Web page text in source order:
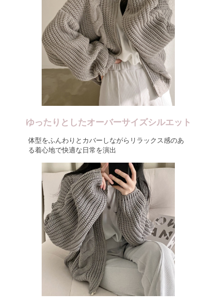
ゆったりとしたオーバーサイズシルエット
体型をふんわりとカバーしながらリラックス感のあ
る着心地で快適な日常を演出